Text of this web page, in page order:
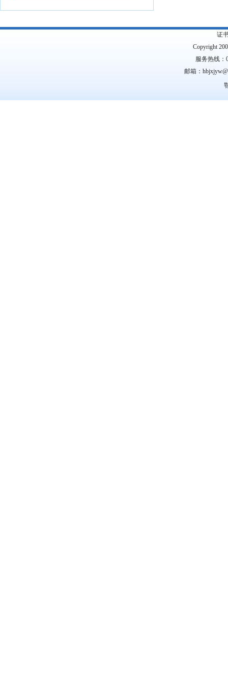
法部关于开展法... 2026-07-28
国务院关于印发《全民健身计划（2026
证
Copyright
服务热线：
邮箱：